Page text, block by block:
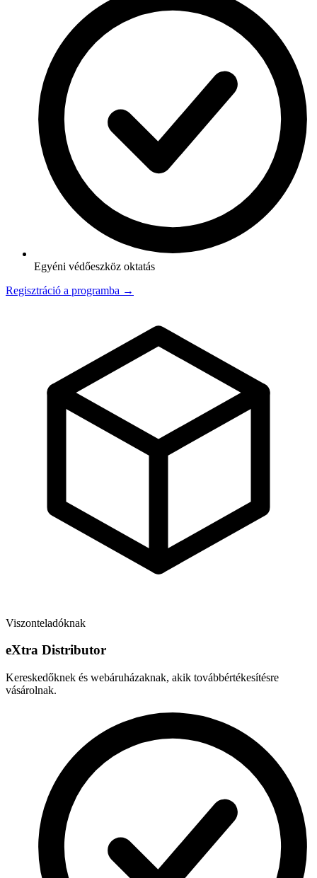
Egyéni védőeszköz oktatás
Regisztráció a programba →
Viszonteladóknak
eXtra Distributor
Kereskedőknek és webáruházaknak, akik továbbértékesítésre
vásárolnak.